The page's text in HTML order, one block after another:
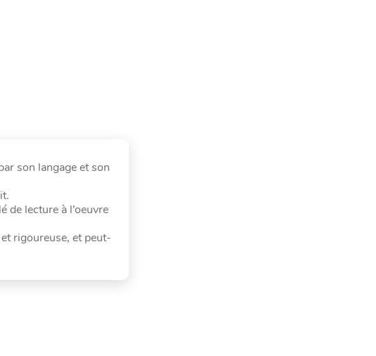
son langage et son
de lecture à l’oeuvre
rigoureuse, et peut-